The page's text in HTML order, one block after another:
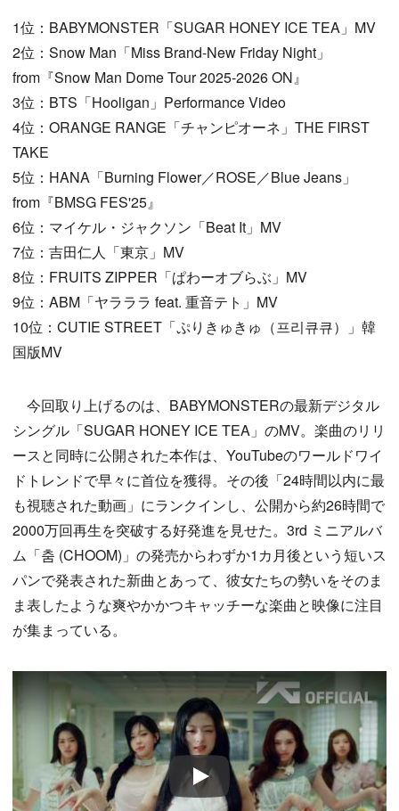
1位：BABYMONSTER「SUGAR HONEY ICE TEA」MV
2位：Snow Man「Miss Brand-New Friday Night」
from『Snow Man Dome Tour 2025-2026 ON』
3位：BTS「Hooligan」Performance Video
4位：ORANGE RANGE「チャンピオーネ」THE FIRST
TAKE
5位：HANA「Burning Flower／ROSE／Blue Jeans」
from『BMSG FES'25』
6位：マイケル・ジャクソン「Beat It」MV
7位：吉田仁人「東京」MV
8位：FRUITS ZIPPER「ぱわーオブらぶ」MV
9位：ABM「ヤラララ feat. 重音テト」MV
10位：CUTIE STREET「ぷりきゅきゅ（프리큐큐）」韓
国版MV
今回取り上げるのは、BABYMONSTERの最新デジタル
シングル「SUGAR HONEY ICE TEA」のMV。楽曲のリリ
ースと同時に公開された本作は、YouTubeのワールドワイ
ドトレンドで早々に首位を獲得。その後「24時間以内に最
も視聴された動画」にランクインし、公開から約26時間で
2000万回再生を突破する好発進を見せた。3rd ミニアルバ
ム「춤 (CHOOM)」の発売からわずか1カ月後という短いス
パンで発表された新曲とあって、彼女たちの勢いをそのま
ま表したような爽やかかつキャッチーな楽曲と映像に注目
が集まっている。
Play